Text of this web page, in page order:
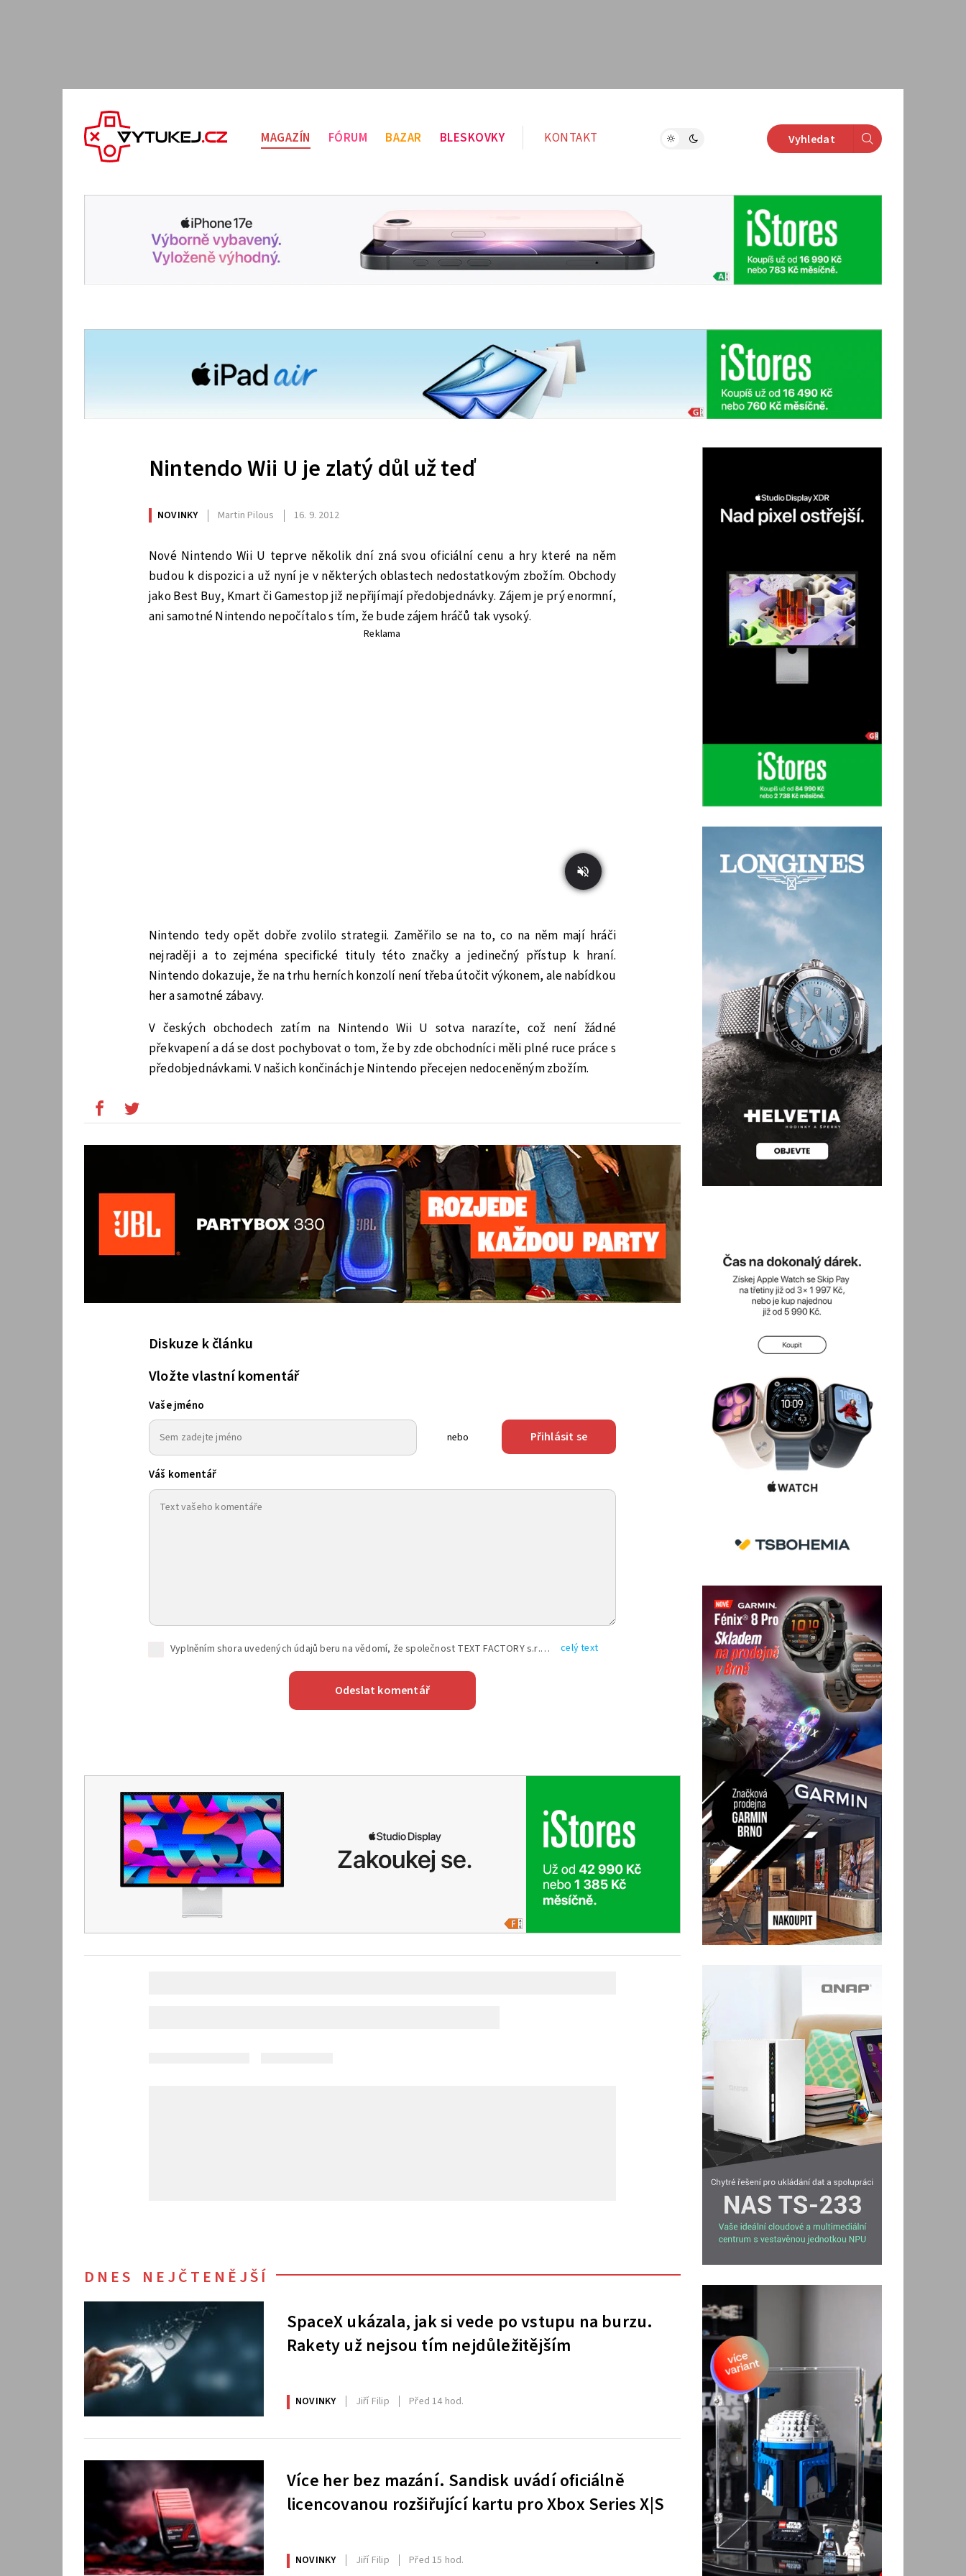
MAGAZÍN FÓRUM BAZAR BLESKOVKY KONTAKT Vyhledat
Nintendo Wii U je zlatý důl už teď
NOVINKY Martin Pilous 16. 9. 2012
Nové Nintendo Wii U teprve několik dní zná svou oficiální cenu a hry které na něm
budou k dispozici a už nyní je v některých oblastech nedostatkovým zbožím. Obchody
jako Best Buy, Kmart či Gamestop již nepřijímají předobjednávky. Zájem je prý enormní,
ani samotné Nintendo nepočítalo s tím, že bude zájem hráčů tak vysoký.
Reklama
Nintendo tedy opět dobře zvolilo strategii. Zaměřilo se na to, co na něm mají hráči
nejraději a to zejména specifické tituly této značky a jedinečný přístup k hraní.
Nintendo dokazuje, že na trhu herních konzolí není třeba útočit výkonem, ale nabídkou
her a samotné zábavy.
V českých obchodech zatím na Nintendo Wii U sotva narazíte, což není žádné
překvapení a dá se dost pochybovat o tom, že by zde obchodníci měli plné ruce práce s
předobjednávkami. V našich končinách je Nintendo přecejen nedoceněným zbožím.
Diskuze k článku
Vložte vlastní komentář
Vaše jméno
nebo Přihlásit se
Váš komentář
Vyplněním shora uvedených údajů beru na vědomí, že společnost TEXT FACTORY s.r.o., sídlem Brno, Durďákova 336/29, Černá Pole, PSČ: 613 00, IČ: 06157831, zapsané u Krajského soudu v Brně, oddíl C, vložka 100399, bude zpracovávat mé osobní údaje uvedené v rámci mnou vyplněného registračního formuláře na základě oprávněných zájmů TEXT FACTORY s.r.o. dle čl. 6 odst. 1 písm. f) GDPR a pro splnění právních povinností (čl. 6 odst. 1 písm. c) GDPR), a to pro tyto účely: nezbytnost zajistit oprávnění návštěvníka webových stránek provozovaných společností TEXT FACTORY s.r.o. přispívat aktivně ke zveřejněným článkům nebo v rámci diskusních fór a výkon práv TEXT FACTORY s.r.o. jako administrátora těchto diskusních fór. Více informací o zpracování osobních údajů a právech lze nalézt v celý text
DNES NEJČTENĚJŠÍ
SpaceX ukázala, jak si vede po vstupu na burzu.
Rakety už nejsou tím nejdůležitějším
NOVINKY Jiří Filip Před 14 hod.
Více her bez mazání. Sandisk uvádí oficiálně
licencovanou rozšiřující kartu pro Xbox Series X|S
NOVINKY Jiří Filip Před 15 hod.